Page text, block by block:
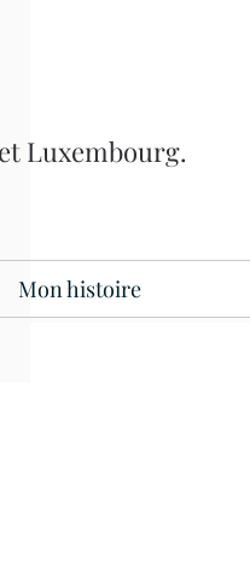
Luxembourg.
Mon histoire